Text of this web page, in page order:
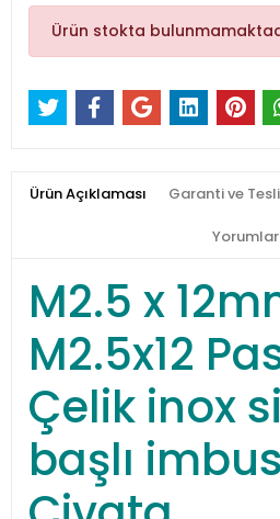
Ürün stokta
Ürün Açıklaması Garanti ve
Yorumlar
M2.5 x
M2.5x12
Çelik inox
başlı